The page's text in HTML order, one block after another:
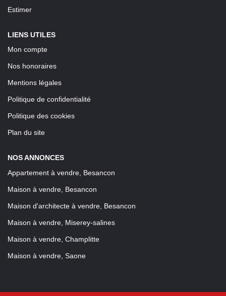
Estimer
LIENS UTILES
Mon compte
Nos honoraires
Mentions légales
Politique de confidentialité
Politique des cookies
Plan du site
NOS ANNONCES
Appartement à vendre, Besancon
Maison à vendre, Besancon
Maison d'architecte à vendre, Besancon
Maison à vendre, Miserey-salines
Maison à vendre, Champlitte
Maison à vendre, Saone